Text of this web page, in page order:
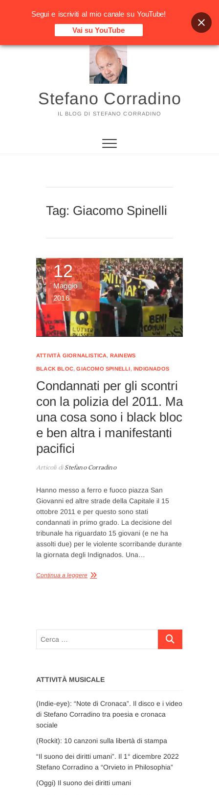
Vai
Stefano Corradino
IL BLOG DI STEFANO CORRADINO
Tag: Giacomo Spinelli
12
Maggio
2016
ATTIVITÀ GIORNALISTICA, RAINEWS
BLACK BLOC,GIACOMO SPINELLI,INDIGNADOS
Condannati per gli scontri
con la polizia del 2011. Ma
una cosa sono i black bloc
e ben altra i manifestanti
pacifici
Articoli diStefano Corradino
Hanno messo a ferro e fuoco piazza San
Giovanni ed altre strade della Capitale il 15
ottobre 2011 e per questo sono stati
condannati in primo grado. La decisione del
tribunale ha riguardato 15 giovani (e ne ha
assolti due) per le violente scorribande durante
la giornata degli Indignados. Una…
Continua a leggere
Cerca
ATTIVITÀ MUSICALE
(Indie-eye): “Note di Cronaca”. Il disco e i video
di Stefano Corradino tra poesia e cronaca
sociale
(Rockit): 10 canzoni sulla libertà di stampa
“Il suono dei diritti umani”. Il 1° dicembre 2022
Stefano Corradino a “Orvieto in Philosophia”
(Oggi) Il suono dei diritti umani
Segui e iscriviti al mio canale su YouTube!
Vai su YouTube